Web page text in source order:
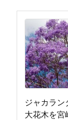
ジャカラ
大花木を宮